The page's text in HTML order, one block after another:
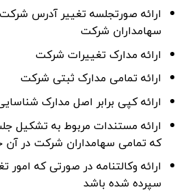
ارائه صورتجلسه تغییر آدرس
سهامداران شرکت
ارائه مدارک تغییرات شرکت
ارائه تمامی مدارک ثبتی شرکت
ارائه کپی برابر اصل مدارک
ارائه مستندات مربوط به تشکیل
که تمامی سهامداران شرکت در آن
ارائه وکالتنامه در صورتی که
سپرده شده باشد